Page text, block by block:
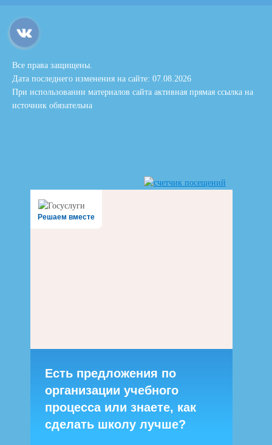
Все права защищены.
Дата последнего изменения на сайте: 07.08.2026
При использовании материалов сайта активная прямая ссылка на
источник обязательна
Решаем вместе
Есть предложения по
организации учебного
процесса или знаете, как
сделать школу лучше?